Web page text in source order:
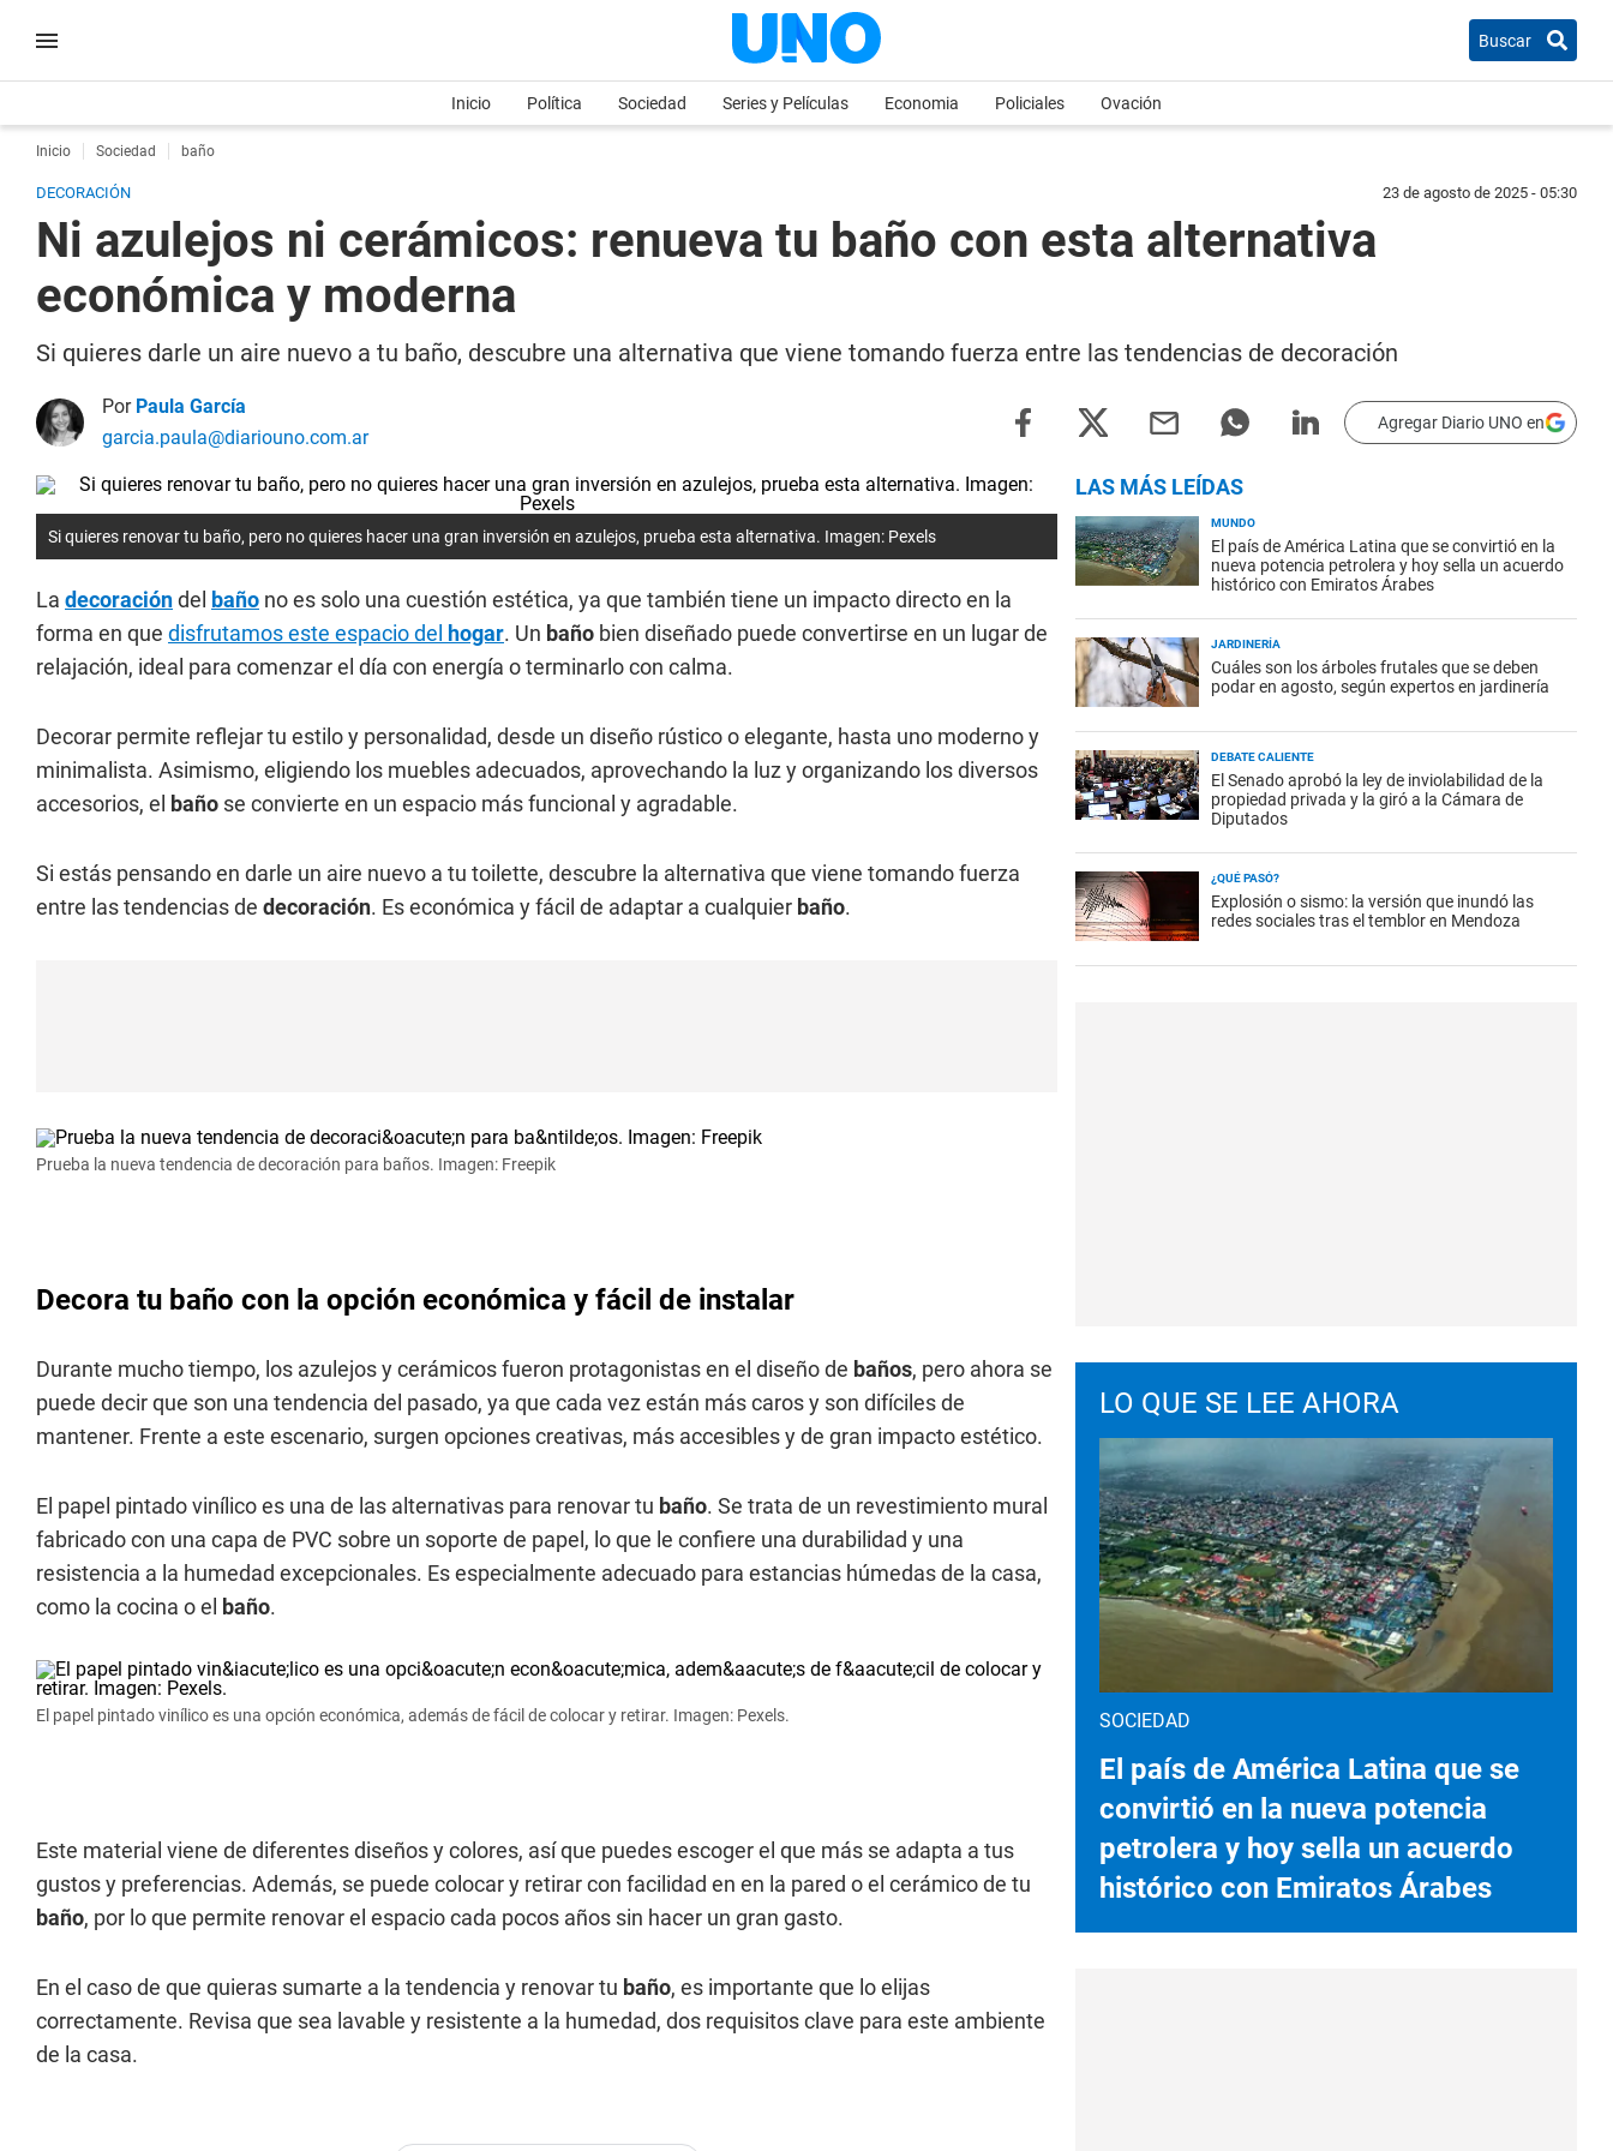
Buscar
Inicio Política Sociedad Series y Películas Economia Policiales Ovación
Inicio Sociedad baño
DECORACIÓN 23 de agosto de 2025 - 05:30
Ni azulejos ni cerámicos: renueva tu baño con esta alternativa
económica y moderna
Si quieres darle un aire nuevo a tu baño, descubre una alternativa que viene tomando fuerza entre las tendencias de decoración
Por Paula García
garcia.paula@diariouno.com.ar
Agregar Diario UNO en
Si quieres renovar tu baño, pero no quieres hacer una gran inversión en azulejos, prueba esta alternativa. Imagen: Pexels
La decoracióndel baño no es solo una cuestión estética, ya que también tiene un impacto directo en la
forma en que disfrutamos este espacio del hogar. Un baño bien diseñado puede convertirse en un lugar de
relajación, ideal para comenzar el día con energía o terminarlo con calma.
Decorar permite reflejar tu estilo y personalidad, desde un diseño rústico o elegante, hasta uno moderno y
minimalista. Asimismo, eligiendo los muebles adecuados, aprovechando la luz y organizando los diversos
accesorios, el baño se convierte en un espacio más funcional y agradable.
Si estás pensando en darle un aire nuevo a tu toilette, descubre la alternativa que viene tomando fuerza
entre las tendencias de decoración. Es económica y fácil de adaptar a cualquier baño.
Prueba la nueva tendencia de decoración para baños. Imagen: Freepik
Decora tu baño con la opción económica y fácil de instalar
Durante mucho tiempo, los azulejos y cerámicos fueron protagonistas en el diseño de baños, pero ahora se
puede decir que son una tendencia del pasado, ya que cada vez están más caros y son difíciles de
mantener. Frente a este escenario, surgen opciones creativas, más accesibles y de gran impacto estético.
El papel pintado vinílico es una de las alternativas para renovar tu baño. Se trata de un revestimiento mural
fabricado con una capa de PVC sobre un soporte de papel, lo que le confiere una durabilidad y una
resistencia a la humedad excepcionales. Es especialmente adecuado para estancias húmedas de la casa,
como la cocina o el baño.
El papel pintado vinílico es una opción económica, además de fácil de colocar y retirar. Imagen: Pexels.
Este material viene de diferentes diseños y colores, así que puedes escoger el que más se adapta a tus
gustos y preferencias. Además, se puede colocar y retirar con facilidad en en la pared o el cerámico de tu
baño, por lo que permite renovar el espacio cada pocos años sin hacer un gran gasto.
En el caso de que quieras sumarte a la tendencia y renovar tu baño, es importante que lo elijas
correctamente. Revisa que sea lavable y resistente a la humedad, dos requisitos clave para este ambiente
de la casa.
LAS MÁS LEÍDAS
MUNDO
El país de América Latina que se convirtió en la
nueva potencia petrolera y hoy sella un acuerdo
histórico con Emiratos Árabes
JARDINERÍA
Cuáles son los árboles frutales que se deben
podar en agosto, según expertos en jardinería
DEBATE CALIENTE
El Senado aprobó la ley de inviolabilidad de la
propiedad privada y la giró a la Cámara de
Diputados
¿QUÉ PASÓ?
Explosión o sismo: la versión que inundó las
redes sociales tras el temblor en Mendoza
LO QUE SE LEE AHORA
SOCIEDAD
El país de América Latina que se
convirtió en la nueva potencia
petrolera y hoy sella un acuerdo
histórico con Emiratos Árabes